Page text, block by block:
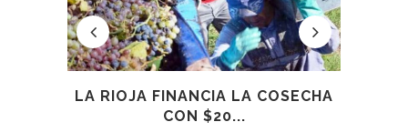
LA RIOJA FINANCIA LA COSECHA
CON $20...